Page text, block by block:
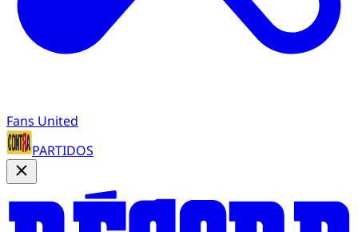
Fans United
PARTIDOS